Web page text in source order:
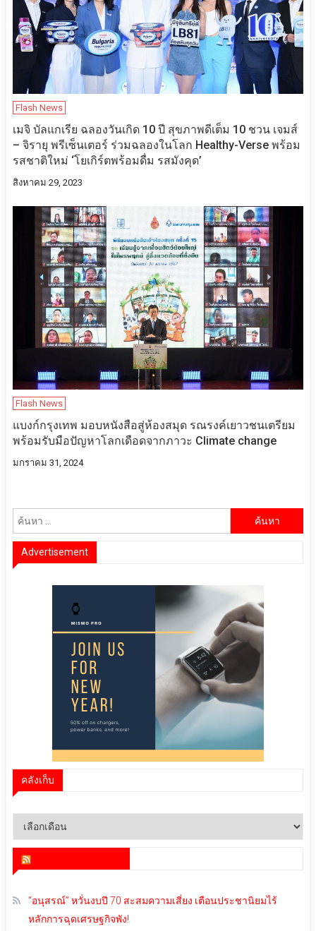
Flash News
เมจิ บัลแกเรีย ฉลองวันเกิด 10 ปี สุขภาพดีเต็ม 10 ชวน เจมส์
– จิรายุ พรีเซ็นเตอร์ ร่วมฉลองในโลก Healthy-Verse พร้อม
รสชาติใหม่ ‘โยเกิร์ตพร้อมดื่ม รสมังคุด’
สิงหาคม 29, 2023
Flash News
แบงก์กรุงเทพ มอบหนังสือสู่ห้องสมุด รณรงค์เยาวชนเตรียม
พร้อมรับมือปัญหาโลกเดือดจากภาวะ Climate change
มกราคม 31, 2024
สำหรับ:
Advertisement
คลังเก็บ
คลัง
“อนุสรณ์” หวั่นงบปี 70 สะสมความเสี่ยง เตือนประชานิยมไร้
หลักการฉุดเศรษฐกิจพัง!